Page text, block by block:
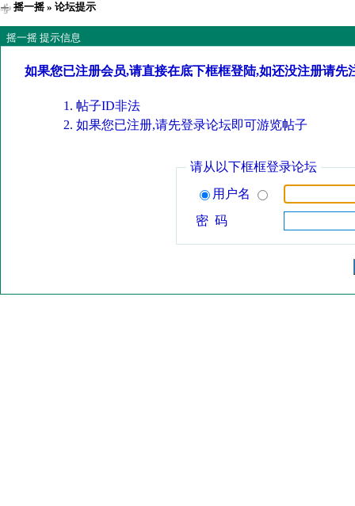
摇一摇» 论坛提示
摇一摇 提示信息
如果您已注册会员,请直接在底下框框登陆,如还没注册请先
帖子ID非法
如果您已注册,请先登录论坛即可游览帖子
请从以下框框登录论坛
用户名
密 码